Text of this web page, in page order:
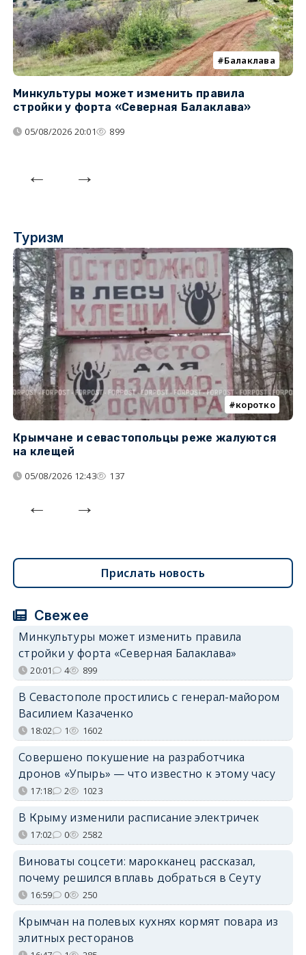
Балаклава
Минкультуры может изменить правила
стройки у форта «Северная Балаклава»
05/08/2026 20:01 899
Туризм
коротко
Крымчане и севастопольцы реже жалуются
на клещей
05/08/2026 12:43 137
Прислать новость
Свежее
Минкультуры может изменить правила
стройки у форта «Северная Балаклава»
20:01 4 899
В Севастополе простились с генерал-майором
Василием Казаченко
18:02 1 1602
Совершено покушение на разработчика
дронов «Упырь» — что известно к этому часу
17:18 2 1023
В Крыму изменили расписание электричек
17:02 0 2582
Виноваты соцсети: марокканец рассказал,
почему решился вплавь добраться в Сеуту
16:59 0 250
Крымчан на полевых кухнях кормят повара из
элитных ресторанов